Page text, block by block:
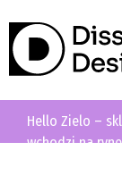
commerce